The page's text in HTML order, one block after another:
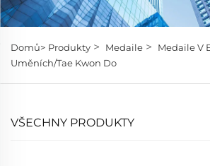
Domů> Produkty > Medaile >
Medaile V
Uměních/Tae Kwon Do
VŠECHNY PRODUKTY